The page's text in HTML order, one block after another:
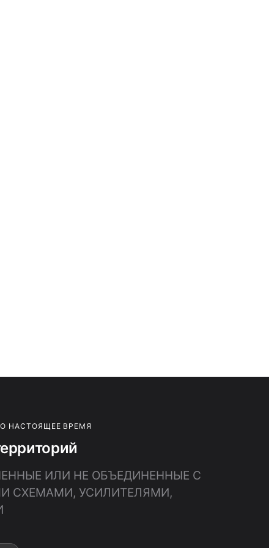
НАСТОЯЩЕЕ ВРЕМЯ
ИЛИ НЕ ОБЪЕДИНЕННЫЕ С
СХЕМАМИ, УСИЛИТЕЛЯМИ,